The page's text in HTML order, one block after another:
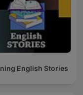
English Stories